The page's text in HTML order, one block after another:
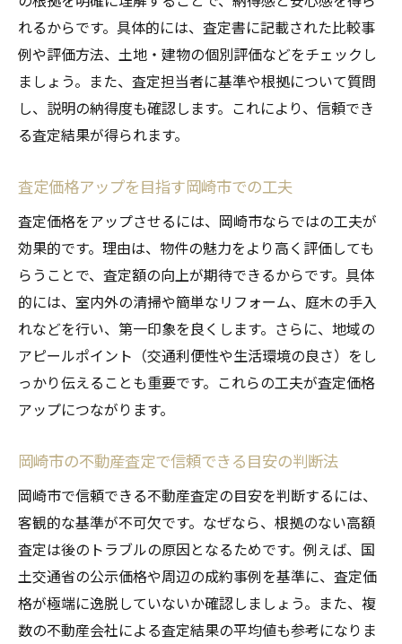
れるからです。具体的には、査定書に記載された比較事
例や評価方法、土地・建物の個別評価などをチェックし
ましょう。また、査定担当者に基準や根拠について質問
し、説明の納得度も確認します。これにより、信頼でき
る査定結果が得られます。
査定価格アップを目指す岡崎市での工夫
査定価格をアップさせるには、岡崎市ならではの工夫が
効果的です。理由は、物件の魅力をより高く評価しても
らうことで、査定額の向上が期待できるからです。具体
的には、室内外の清掃や簡単なリフォーム、庭木の手入
れなどを行い、第一印象を良くします。さらに、地域の
アピールポイント（交通利便性や生活環境の良さ）をし
っかり伝えることも重要です。これらの工夫が査定価格
アップにつながります。
岡崎市の不動産査定で信頼できる目安の判断法
岡崎市で信頼できる不動産査定の目安を判断するには、
客観的な基準が不可欠です。なぜなら、根拠のない高額
査定は後のトラブルの原因となるためです。例えば、国
土交通省の公示価格や周辺の成約事例を基準に、査定価
格が極端に逸脱していないか確認しましょう。また、複
数の不動産会社による査定結果の平均値も参考になりま